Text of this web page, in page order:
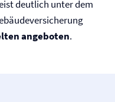
deutlich unter dem
angeboten.